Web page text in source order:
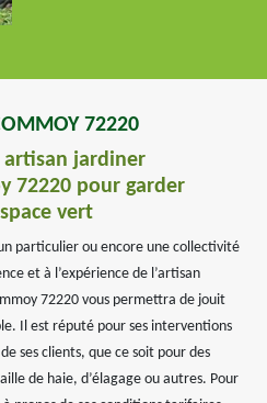
72220
artisan jardiner
72220 pour garder
vert
particulier ou encore une collectivité
et à l’expérience de l’artisan
72220 vous permettra de jouit
Il est réputé pour ses interventions
ses clients, que ce soit pour des
de haie, d’élagage ou autres. Pour